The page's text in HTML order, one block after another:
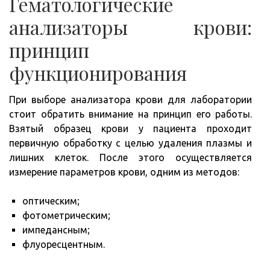
анализаторы крови:
принцип
функционирования
При выборе анализатора крови для лаборатории
стоит обратить внимание на принцип его работы.
Взятый образец крови у пациента проходит
первичную обработку с целью удаления плазмы и
лишних клеток. После этого осуществляется
измерение параметров крови, одним из методов:
оптическим;
фотометрическим;
импедансным;
флуоресцентным.